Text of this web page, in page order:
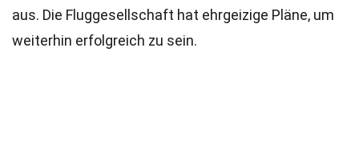
aus. Die Fluggesellschaft hat ehrgeizige Pläne, um
weiterhin erfolgreich zu sein.